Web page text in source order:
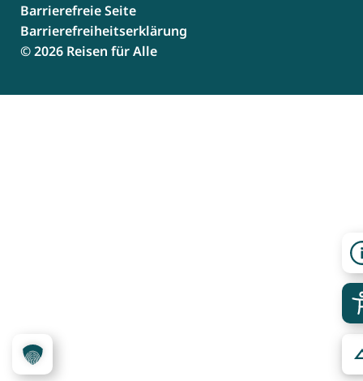
© 2026 Reisen für Alle
Barrierefreie Seite
Barrierefreiheitserklärung